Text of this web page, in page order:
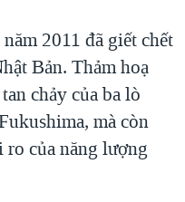
2011 đã giết chết
Bản. Thảm hoạ
chảy của ba lò
mà còn
của năng lượng